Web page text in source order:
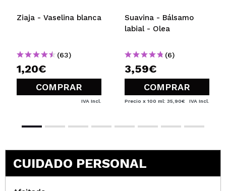
Ziaja - Vaselina blanca
(63)
1,20€
COMPRAR
IVA Incl.
Suavina - Bálsamo
labial - Olea
(6)
3,59€
COMPRAR
Precio x 100 ml: 35,90€ IVA Incl.
CUIDADO PERSONAL